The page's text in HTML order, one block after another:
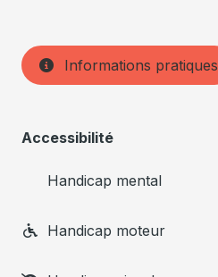
Informations pratiques
Accessibilité
Handicap mental
Handicap moteur